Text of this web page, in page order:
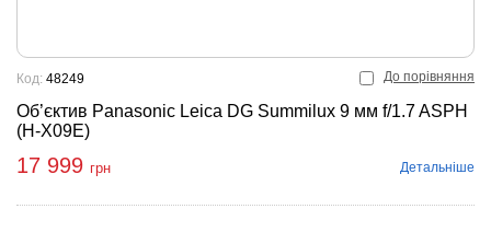
До порівняння
Об’єктив Panasonic Leica DG Summilux 9 мм f/1.7 ASPH
(H-X09E)
Код: 48249
17 999 грн Детальніше